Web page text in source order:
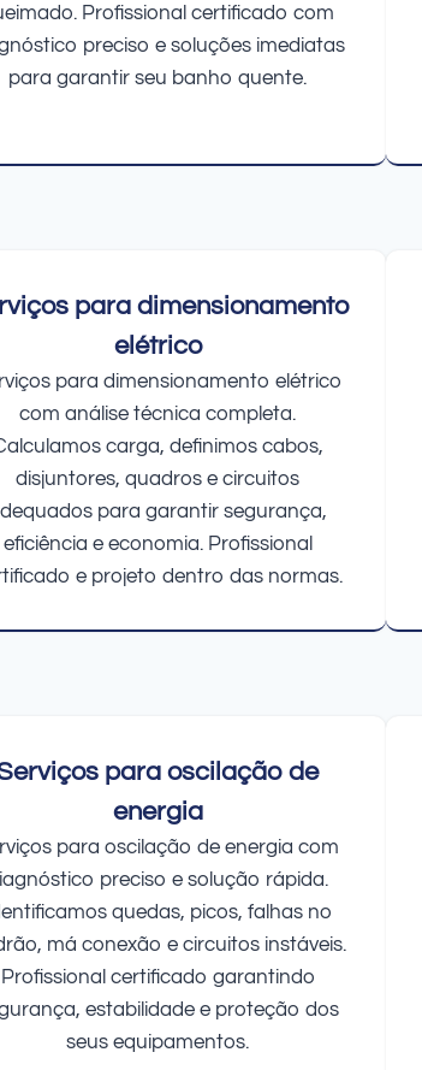
Profissional certificado com
preciso e soluções imediatas
para garantir seu banho quente.
para dimensionamento
elétrico
para dimensionamento elétrico
com análise técnica completa.
carga, definimos cabos,
disjuntores, quadros e circuitos
para garantir segurança,
eficiência e economia. Profissional
e projeto dentro das normas.
para oscilação de
energia
para oscilação de energia com
preciso e solução rápida.
quedas, picos, falhas no
má conexão e circuitos instáveis.
Profissional certificado garantindo
estabilidade e proteção dos
seus equipamentos.